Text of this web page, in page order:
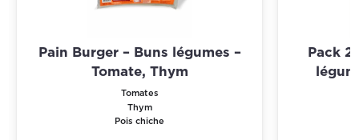
Pain Burger – Buns légumes –
Tomate, Thym
Tomates
Thym
Pois chiche
Pack 2